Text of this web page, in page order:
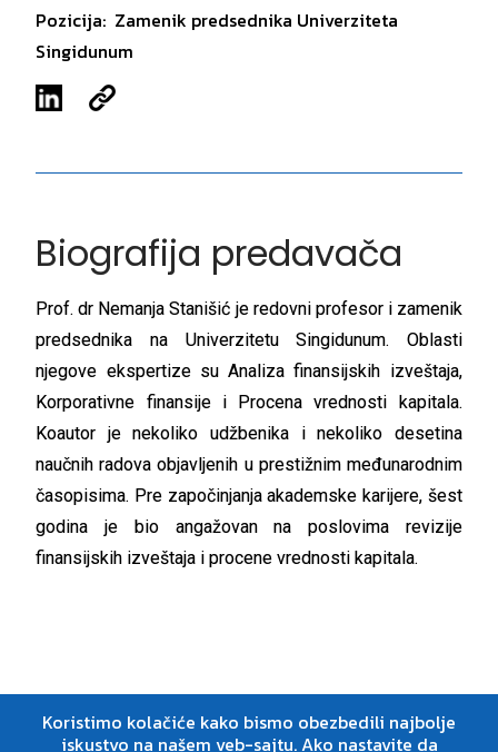
Pozicija: Zamenik predsednika Univerziteta
Singidunum
Biografija predavača
Prof. dr Nemanja Stanišić je redovni profesor i zamenik
predsednika na Univerzitetu Singidunum. Oblasti
njegove ekspertize su Analiza finansijskih izveštaja,
Korporativne finansije i Procena vrednosti kapitala.
Koautor je nekoliko udžbenika i nekoliko desetina
naučnih radova objavljenih u prestižnim međunarodnim
časopisima. Pre započinjanja akademske karijere, šest
godina je bio angažovan na poslovima revizije
finansijskih izveštaja i procene vrednosti kapitala.
Koristimo kolačiće kako bismo obezbedili najbolje
iskustvo na našem veb-sajtu. Ako nastavite da